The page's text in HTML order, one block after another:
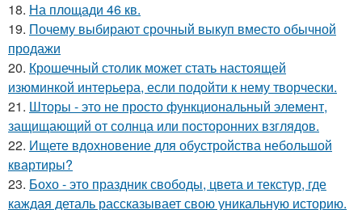
18. На площади 46 кв.
19. Почему выбирают срочный выкуп вместо обычной
продажи
20. Крошечный столик может стать настоящей
изюминкой интерьера, если подойти к нему творчески.
21. Шторы - это не просто функциональный элемент,
защищающий от солнца или посторонних взглядов.
22. Ищете вдохновение для обустройства небольшой
квартиры?
23. Бохо - это праздник свободы, цвета и текстур, где
каждая деталь рассказывает свою уникальную историю.